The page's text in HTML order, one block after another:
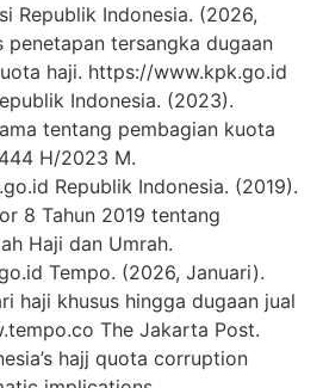
Republik Indonesia. (2026,
penetapan tersangka dugaan
haji. https://www.kpk.go.id
Indonesia. (2023).
tentang pembagian kuota
H/2023 M.
Republik Indonesia. (2019).
8 Tahun 2019 tentang
Haji dan Umrah.
Tempo. (2026, Januari).
haji khusus hingga dugaan jual
The Jakarta Post.
hajj quota corruption